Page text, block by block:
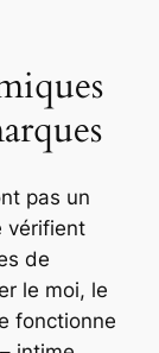
pas un
vérifient
de
le moi, le
fonctionne